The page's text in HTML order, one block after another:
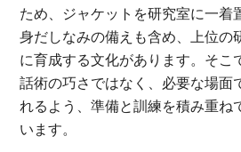
ため、ジャケットを研究室に一着
身だしなみの備えも含め、上位の
に育成する文化があります。そこ
話術の巧さではなく、必要な場面
れるよう、準備と訓練を積み重ね
います。